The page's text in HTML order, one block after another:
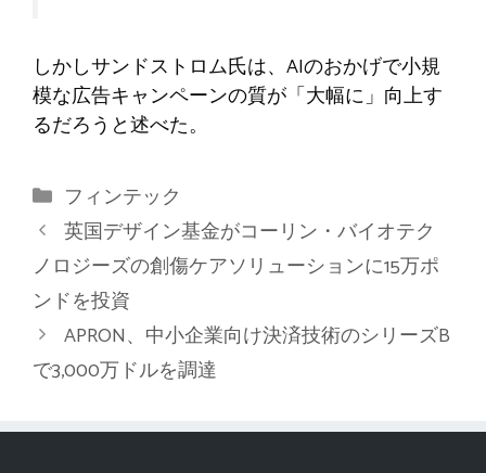
しかしサンドストロム氏は、AIのおかげで小規
模な広告キャンペーンの質が「大幅に」向上す
るだろうと述べた。
カ
テ
ゴ
リ
ー
フィンテック
英国デザイン基金がコーリン・バイオテク
ノロジーズの創傷ケアソリューションに15万ポ
ンドを投資
APRON、中小企業向け決済技術のシリーズB
で3,000万ドルを調達